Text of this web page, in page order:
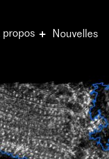
propos Nouvelles